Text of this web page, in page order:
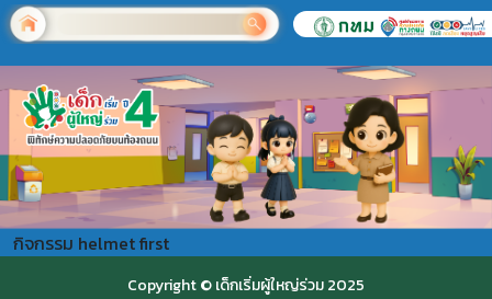
กิจกรรม helmet first
Copyright © เด็กเริ่มผู้ใหญ่ร่วม 2025